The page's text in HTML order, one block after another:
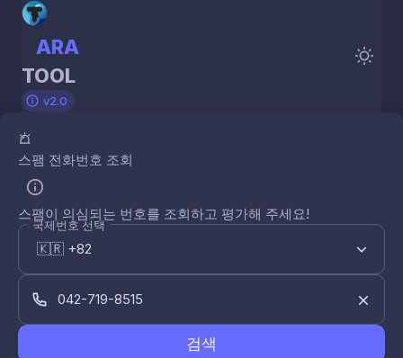
ARA
TOOL
v2.0
스팸 전화번호 조회
스팸이 의심되는 번호를 조회하고 평가해 주세요!
국제번호 선택
검색